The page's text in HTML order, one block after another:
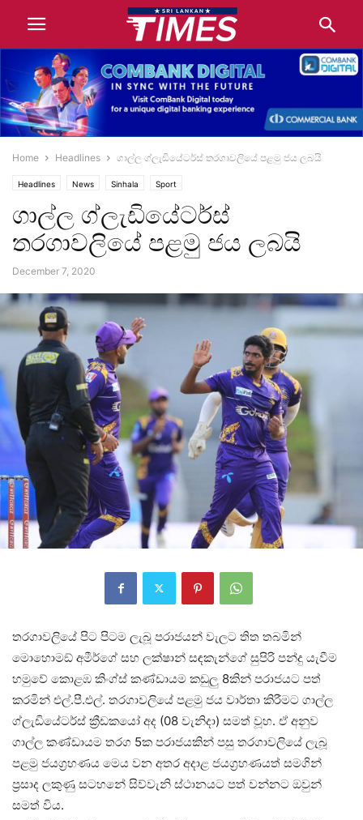
Home Headlines ගාල්ල ග්ලැඩියේටර්ස් තරගාවලියේ පළමු ජය ලබයි
Headlines News Sinhala Sport
ගාල්ල ග්ලැඩියේටර්ස්
තරගාවලියේ පළමු ජය ලබයි
December 7, 2020
තරගාවලියේ පිට පිටම ලැබූ පරාජයන් වැලට තිත තබමින්
මොහොමඞ් අමීර්ගේ සහ ලක්ෂාන් සඳකැන්ගේ සුපිරි පන්දු යැවීම
හමුවේ කොළඹ කිංග්ස් කණ්ඩායම කඩුලු 8කින් පරාජයට පත්
කරමින් එල්.පී.එල්. තරගාවලියේ පළමු ජය වාර්තා කිරීමට ගාල්ල
ග්ලැඩියේටර්ස් ක්‍රීඩකයෝ අද (08 වැනිදා) සමත් වූහ. ඒ අනුව
ගාල්ල කණ්ඩායම තරග 5ක පරාජයකින් පසු තරගාවලියේ ලැබූ
පළමු ජයග්‍රහණය මෙය වන අතර අදාළ ජයග්‍රහණයත් සමගින්
ප්‍රසාද ලකුණු සටහනේ සිව්වැනි ස්ථානයට පත් වන්නට ඔවුන්
සමත් විය.